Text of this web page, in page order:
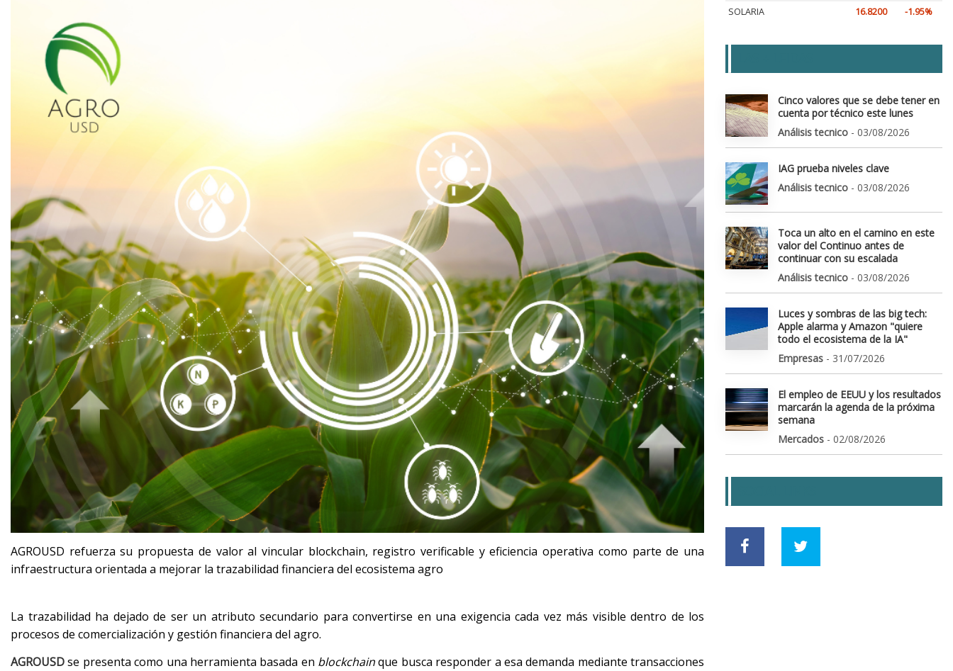
AGROUSD refuerza su propuesta de valor al vincular blockchain, registro verificable y eficiencia operativa como parte de una
infraestructura orientada a mejorar la trazabilidad financiera del ecosistema agro
La trazabilidad ha dejado de ser un atributo secundario para convertirse en una exigencia cada vez más visible dentro de los
procesos de comercialización y gestión financiera del agro.
AGROUSDse presenta como una herramienta basada en blockchainque busca responder a esa demanda mediante transacciones
SOLARIA
16.8200 -1.95%
Cinco valores que se debe tener en
cuenta por técnico este lunes
Análisis tecnico - 03/08/2026
IAG prueba niveles clave
Análisis tecnico - 03/08/2026
Toca un alto en el camino en este
valor del Continuo antes de
continuar con su escalada
Análisis tecnico - 03/08/2026
Luces y sombras de las big tech:
Apple alarma y Amazon "quiere
todo el ecosistema de la IA"
Empresas - 31/07/2026
El empleo de EEUU y los resultados
marcarán la agenda de la próxima
semana
Mercados - 02/08/2026